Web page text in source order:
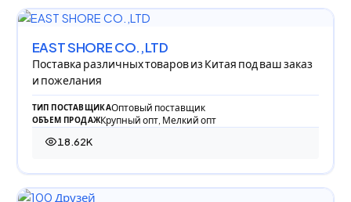
EAST SHORE CO.,LTD
Поставка различных товаров из Китая под ваш заказ
и пожелания
ТИП ПОСТАВЩИКАОптовый поставщик
ОБЪЕМ ПРОДАЖКрупный опт, Мелкий опт
18.62K
18 623 просмотра